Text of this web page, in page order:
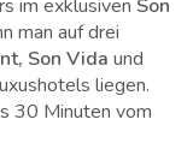
im exklusiven Son
man auf drei
Son Vida und
liegen.
30 Minuten vom